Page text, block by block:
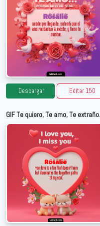
Descargar Editar 150
GIF